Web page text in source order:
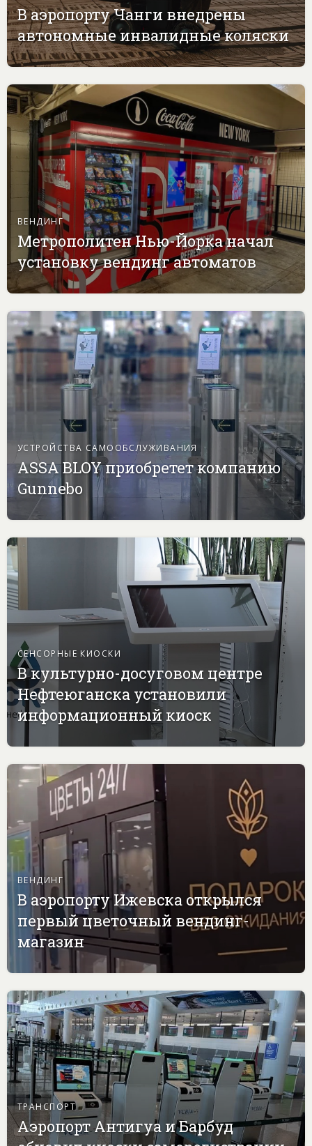
В аэропорту Чанги внедрены
автономные инвалидные коляски
ВЕНДИНГ
Метрополитен Нью-Йорка начал
установку вендинг автоматов
УСТРОЙСТВА САМООБСЛУЖИВАНИЯ
ASSA BLOY приобретет компанию
Gunnebo
СЕНСОРНЫЕ КИОСКИ
В культурно-досуговом центре
Нефтеюганска установили
информационный киоск
ВЕНДИНГ
В аэропорту Ижевска открылся
первый цветочный вендинг-
магазин
ТРАНСПОРТ
Аэропорт Антигуа и Барбуд